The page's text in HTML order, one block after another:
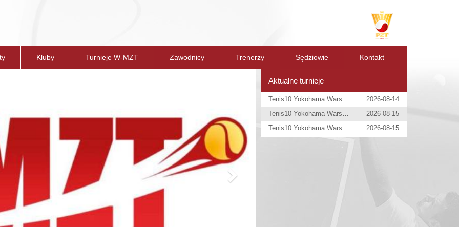
Kluby Turnieje W-MZT Zawodnicy Trenerzy Sędziowie Kontakt
Aktualne turnieje
Tenis10 Yokohama Warsaw Open
2026-08-14
Tenis10 Yokohama Warsaw Open
2026-08-15
Tenis10 Yokohama Warsaw Open
2026-08-15